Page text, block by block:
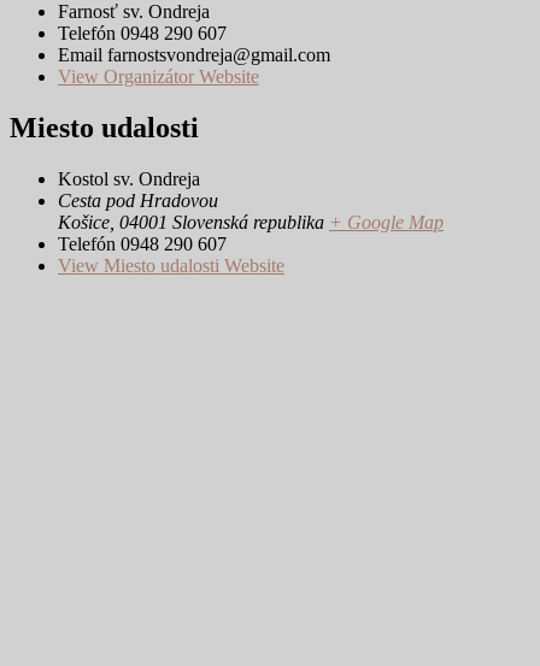
Farnosť sv. Ondreja
Telefón 0948 290 607
Email farnostsvondreja@gmail.com
View Organizátor Website
Miesto udalosti
Kostol sv. Ondreja
Cesta pod Hradovou
Košice 04001 Slovenská republika + Google Map
Telefón 0948 290 607
View Miesto udalosti Website